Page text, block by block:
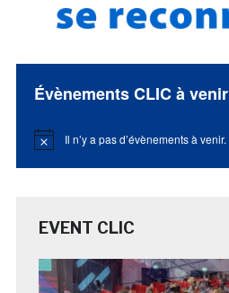
Évènements CLIC à venir
Notice Il n’y a pas d’évènements à venir.
EVENT CLIC